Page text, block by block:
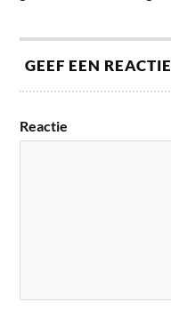
GEEF EEN REACTIE
Reactie